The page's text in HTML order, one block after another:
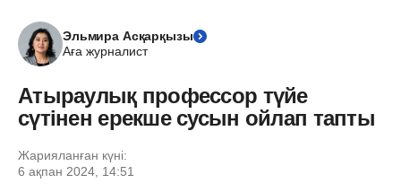
Эльмира Асқарқызы
Аға журналист
Атыраулық профессор түйе
сүтінен ерекше сусын ойлап тапты
Жарияланған күні:
6 ақпан 2024, 14:51